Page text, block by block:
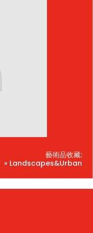
藝術品收藏:
» Landscapes&Urban